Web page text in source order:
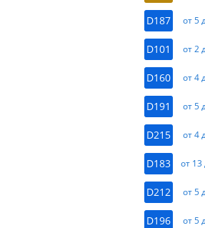
D187 от 5
D101 от 2
D160 от 4
D191 от 5
D215 от 4
D183 от 13
D212 от 5
D196 от 5